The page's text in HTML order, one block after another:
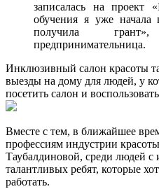
записалась на проект
обучения я уже начала
получила
предпринимательница.
Инклюзивный салон красоты
выезды на дому для людей, у
посетить салон и
Вместе с тем, в ближайшее
профессиям индустрии
Таубалдиновой, среди людей
талантливых ребят, которые
работать.